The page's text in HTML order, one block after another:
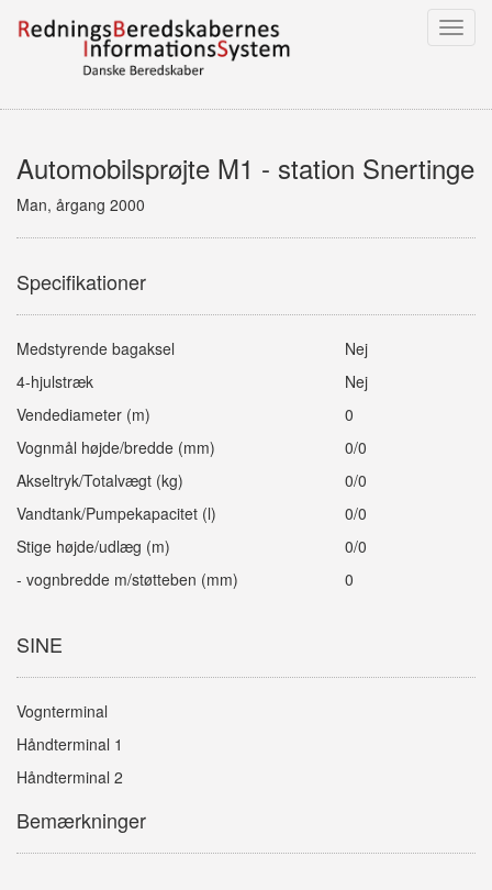
Automobilsprøjte M1 - station Snertinge
Man, årgang 2000
Specifikationer
Medstyrende bagaksel
4-hjulstræk
Vendediameter (m)
Vognmål højde/bredde (mm)
Akseltryk/Totalvægt (kg)
Vandtank/Pumpekapacitet (l)
Stige højde/udlæg (m)
- vognbredde m/støtteben (mm)
Nej
Nej
0
0/0
0/0
0/0
0/0
0
SINE
Vognterminal
Håndterminal 1
Håndterminal 2
Bemærkninger